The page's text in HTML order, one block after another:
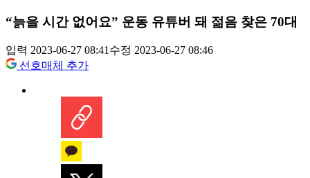
“늙을 시간 없어요” 운동 유튜버 돼 젊음 찾은 70대
입력 2023-06-27 08:41수정 2023-06-27 08:46
선호매체 추가